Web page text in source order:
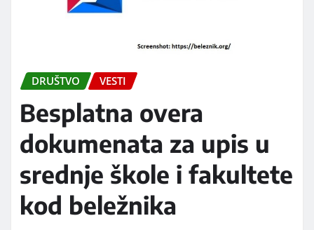
DRUŠTVO VESTI
Besplatna overa
dokumenata za upis u
srednje škole i fakultete
kod beležnika